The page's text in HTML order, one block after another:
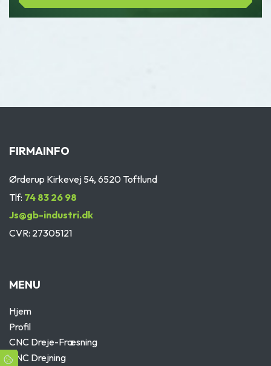
FIRMAINFO
Ørderup Kirkevej 54, 6520 Toftlund
Tlf: 74 83 26 98
Js@gb-industri.dk
CVR: 27305121
MENU
Hjem
Profil
CNC Dreje-Fræsning
CNC Drejning